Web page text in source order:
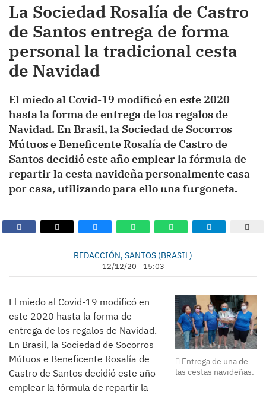
La Sociedad Rosalía de Castro
de Santos entrega de forma
personal la tradicional cesta
de Navidad
El miedo al Covid-19 modificó en este 2020
hasta la forma de entrega de los regalos de
Navidad. En Brasil, la Sociedad de Socorros
Mútuos e Beneficente Rosalía de Castro de
Santos decidió este año emplear la fórmula de
repartir la cesta navideña personalmente casa
por casa, utilizando para ello una furgoneta.
REDACCIÓN, SANTOS (BRASIL)
12/12/20 - 15:03
Entrega de una de
las cestas navideñas.
El miedo al Covid-19 modificó en
este 2020 hasta la forma de
entrega de los regalos de Navidad.
En Brasil, la Sociedad de Socorros
Mútuos e Beneficente Rosalía de
Castro de Santos decidió este año
emplear la fórmula de repartir la